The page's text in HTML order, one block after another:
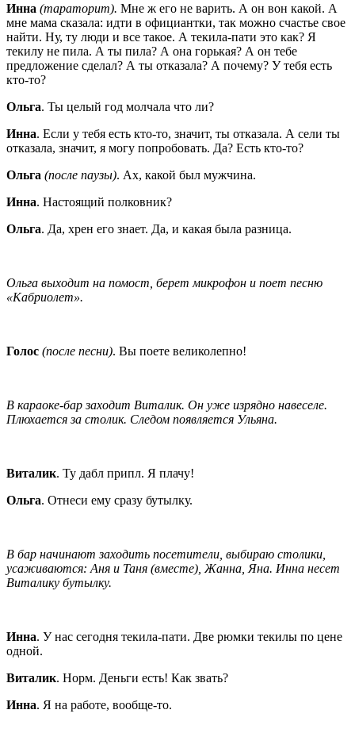
Инна (тараторит). Мне ж его не варить. А он вон какой. А
мне мама сказала: идти в официантки, так можно счастье свое
найти. Ну, ту люди и все такое. А текила-пати это как? Я
текилу не пила. А ты пила? А она горькая? А он тебе
предложение сделал? А ты отказала? А почему? У тебя есть
кто-то?
Ольга. Ты целый год молчала что ли?
Инна. Если у тебя есть кто-то, значит, ты отказала. А сели ты
отказала, значит, я могу попробовать. Да? Есть кто-то?
Ольга (после паузы). Ах, какой был мужчина.
Инна. Настоящий полковник?
Ольга. Да, хрен его знает. Да, и какая была разница.
Ольга выходит на помост, берет микрофон и поет песню
«Кабриолет».
Голос (после песни). Вы поете великолепно!
В караоке-бар заходит Виталик. Он уже изрядно навеселе.
Плюхается за столик. Следом появляется Ульяна.
Виталик. Ту дабл припл. Я плачу!
Ольга. Отнеси ему сразу бутылку.
В бар начинают заходить посетители, выбираю столики,
усаживаются: Аня и Таня (вместе), Жанна, Яна. Инна несет
Виталику бутылку.
Инна. У нас сегодня текила-пати. Две рюмки текилы по цене
одной.
Виталик. Норм. Деньги есть! Как звать?
Инна. Я на работе, вообще-то.